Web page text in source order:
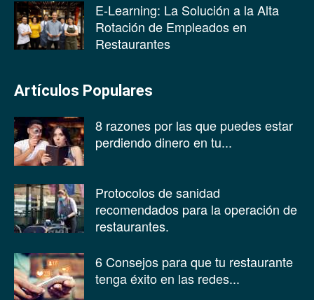
E-Learning: La Solución a la Alta
Rotación de Empleados en
Restaurantes
Artículos Populares
8 razones por las que puedes estar
perdiendo dinero en tu...
Protocolos de sanidad
recomendados para la operación de
restaurantes.
6 Consejos para que tu restaurante
tenga éxito en las redes...